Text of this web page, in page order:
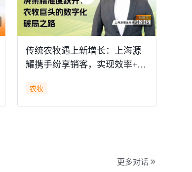
06:04
传统农牧遇上新增长：上海源
耀携手纷享销客，实现效率+决
农牧
更多对话